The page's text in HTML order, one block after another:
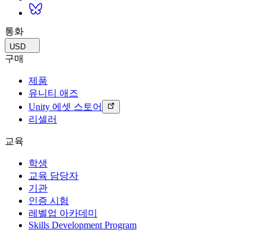
매장 및 D2C 전반에 걸쳐 IAP 관리하세요.
수익화
Unity로 광고하세요
활용 부문
모바일 게임
Unity로 모바일 히트작을 제작하고 성장시키세요.
인디 게임
소규모 팀으로 대작 게임을 출시하세요.
XR 게임
여러 플랫폼에서 XR 게임을 출시하세요.
데모
데모, 샘플 및 빌딩 블록
모든 리소스
새로운 기능
블로그
업데이트, 정보, 기술 팁
뉴스
교육 효율 극대화
교육 라이선스
자격증
Unity 숙련도를 입증하세요
통화
USD
구매
제품
유니티 애즈
Unity 에셋 스토어
리셀러
교육
학생
교육 담당자
기관
인증 시험
레벨업 아카데미
Skills Development Program